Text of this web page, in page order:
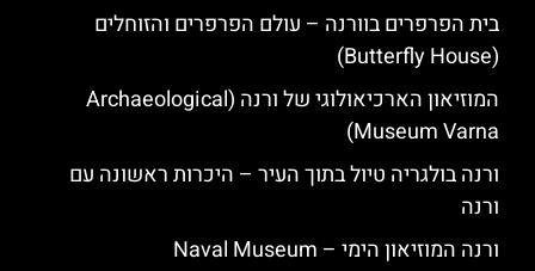
בית הפרפרים בוורנה – עולם הפרפרים והזוחלים
(Butterfly House)
המוזיאון הארכיאולוגי של ורנה (Archaeological
Museum Varna)
ורנה בולגריה טיול בתוך העיר – היכרות ראשונה עם
ורנה
ורנה המוזיאון הימי – Naval Museum